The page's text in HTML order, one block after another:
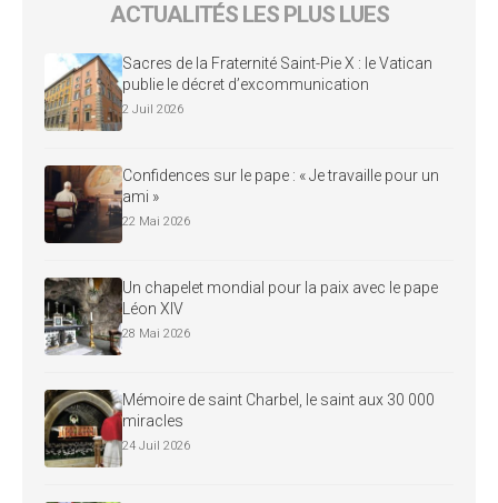
ACTUALITÉS LES PLUS LUES
Sacres de la Fraternité Saint-Pie X : le Vatican
publie le décret d’excommunication
2 Juil 2026
Confidences sur le pape : « Je travaille pour un
ami »
22 Mai 2026
Un chapelet mondial pour la paix avec le pape
Léon XIV
28 Mai 2026
Mémoire de saint Charbel, le saint aux 30 000
miracles
24 Juil 2026